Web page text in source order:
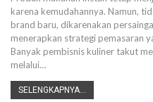
karena kemudahannya. Namun,
brand baru, dikarenakan
menerapkan strategi pemasaran
Banyak pembisnis kuliner takut
melalui…
SELENGKAPNYA...